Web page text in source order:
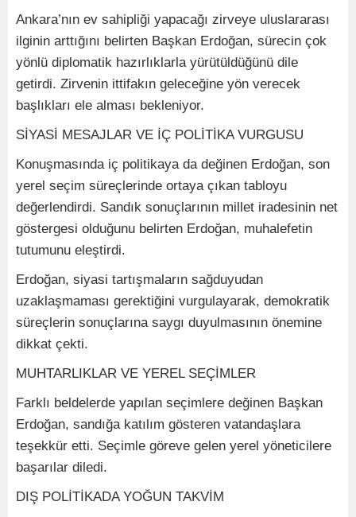
Ankara’nın ev sahipliği yapacağı zirveye uluslararası
ilginin arttığını belirten Başkan Erdoğan, sürecin çok
yönlü diplomatik hazırlıklarla yürütüldüğünü dile
getirdi. Zirvenin ittifakın geleceğine yön verecek
başlıkları ele alması bekleniyor.
SİYASİ MESAJLAR VE İÇ POLİTİKA VURGUSU
Konuşmasında iç politikaya da değinen Erdoğan, son
yerel seçim süreçlerinde ortaya çıkan tabloyu
değerlendirdi. Sandık sonuçlarının millet iradesinin net
göstergesi olduğunu belirten Erdoğan, muhalefetin
tutumunu eleştirdi.
Erdoğan, siyasi tartışmaların sağduyudan
uzaklaşmaması gerektiğini vurgulayarak, demokratik
süreçlerin sonuçlarına saygı duyulmasının önemine
dikkat çekti.
MUHTARLIKLAR VE YEREL SEÇİMLER
Farklı beldelerde yapılan seçimlere değinen Başkan
Erdoğan, sandığa katılım gösteren vatandaşlara
teşekkür etti. Seçimle göreve gelen yerel yöneticilere
başarılar diledi.
DIŞ POLİTİKADA YOĞUN TAKVİM